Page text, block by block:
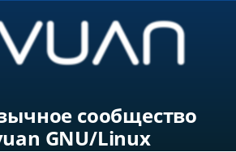
сообщество
GNU/Linux